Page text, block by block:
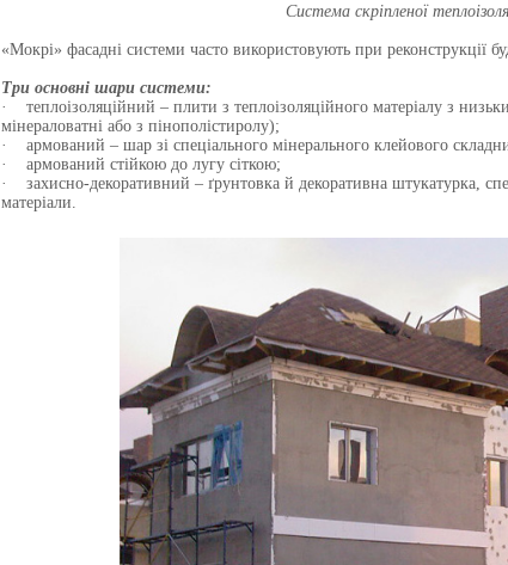
Система скріпленої
«Мокрі» фасадні системи часто використовують при реконструкції
Три основні шари системи:
· теплоізоляційний – плити з теплоізоляційного матеріалу з
мінераловатні або з пінополістиролу);
· армований – шар зі спеціального мінерального клейового
· армований стійкою до лугу сіткою;
· захисно-декоративний – ґрунтовка й декоративна штукатурка,
матеріали.